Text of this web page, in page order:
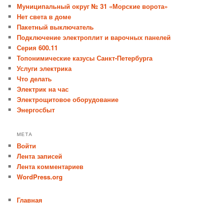
Муниципальный округ № 31 «Морские ворота»
Нет света в доме
Пакетный выключатель
Подключение электроплит и варочных панелей
Серия 600.11
Топонимические казусы Санкт-Петербурга
Услуги электрика
Что делать
Электрик на час
Электрощитовое оборудование
Энергосбыт
МЕТА
Войти
Лента записей
Лента комментариев
WordPress.org
Главная